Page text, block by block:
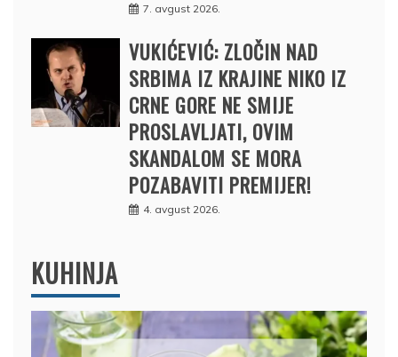
7. avgust 2026.
VUKIĆEVIĆ: ZLOČIN NAD
SRBIMA IZ KRAJINE NIKO IZ
CRNE GORE NE SMIJE
PROSLAVLJATI, OVIM
SKANDALOM SE MORA
POZABAVITI PREMIJER!
4. avgust 2026.
KUHINJA